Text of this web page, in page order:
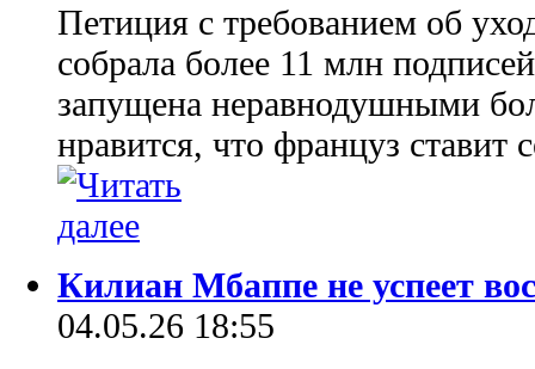
Петиция с требованием об
собрала более 11 млн
запущена неравнодушными
нравится, что француз ставит
Килиан Мбаппе не успеет
04.05.26 18:55